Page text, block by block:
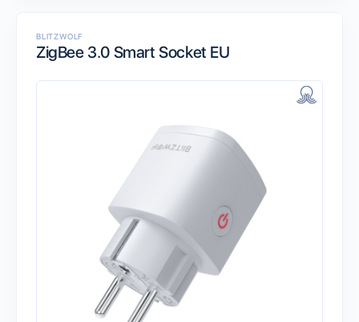
BLITZWOLF
ZigBee 3.0 Smart Socket EU